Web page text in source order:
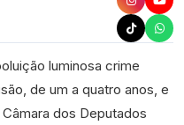
luminosa crime
, de um a quatro anos, e
dos Deputados